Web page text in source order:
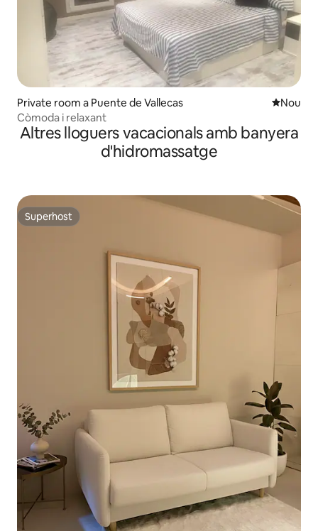
Private room a Puente de Vallecas
Nou
Còmoda i relaxant
Altres lloguers vacacionals amb banyera
d'hidromassatge
Superhost
Superhost